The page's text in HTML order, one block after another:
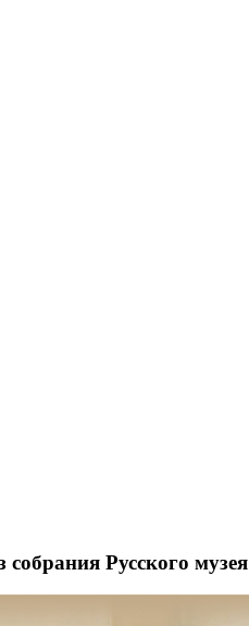
собрания Русского музея